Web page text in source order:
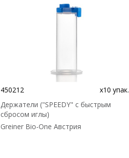
450212
x10 упак.
Держатели ("SPEEDY" с быстрым
сбросом иглы)
Greiner Bio-One Австрия